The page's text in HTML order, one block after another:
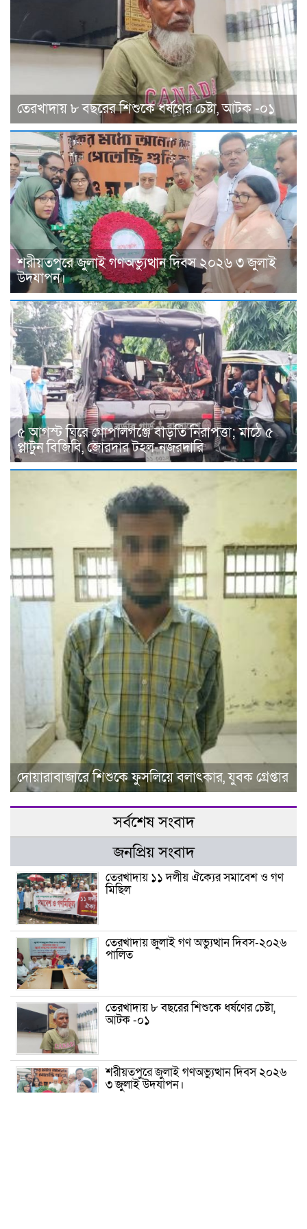
তেরখাদায় ৮ বছরের শিশুকে ধর্ষণের চেষ্টা, আটক -০১
শরীয়তপুরে জুলাই গণঅভ্যুত্থান দিবস ২০২৬ ৩ জুলাই
উদযাপন।
৫ আগস্ট ঘিরে গোপালগঞ্জে বাড়তি নিরাপত্তা; মাঠে ৫
প্লাটুন বিজিবি, জোরদার টহল-নজরদারি
দোয়ারাবাজারে শিশুকে ফুসলিয়ে বলাৎকার, যুবক গ্রেপ্তার
সর্বশেষ সংবাদ
জনপ্রিয় সংবাদ
তেরখাদায় ১১ দলীয় ঐক্যের সমাবেশ ও গণ
মিছিল
তেরখাদায় জুলাই গণ অভ্যুত্থান দিবস-২০২৬
পালিত
তেরখাদায় ৮ বছরের শিশুকে ধর্ষণের চেষ্টা,
আটক -০১
শরীয়তপুরে জুলাই গণঅভ্যুত্থান দিবস ২০২৬
৩ জুলাই উদযাপন।